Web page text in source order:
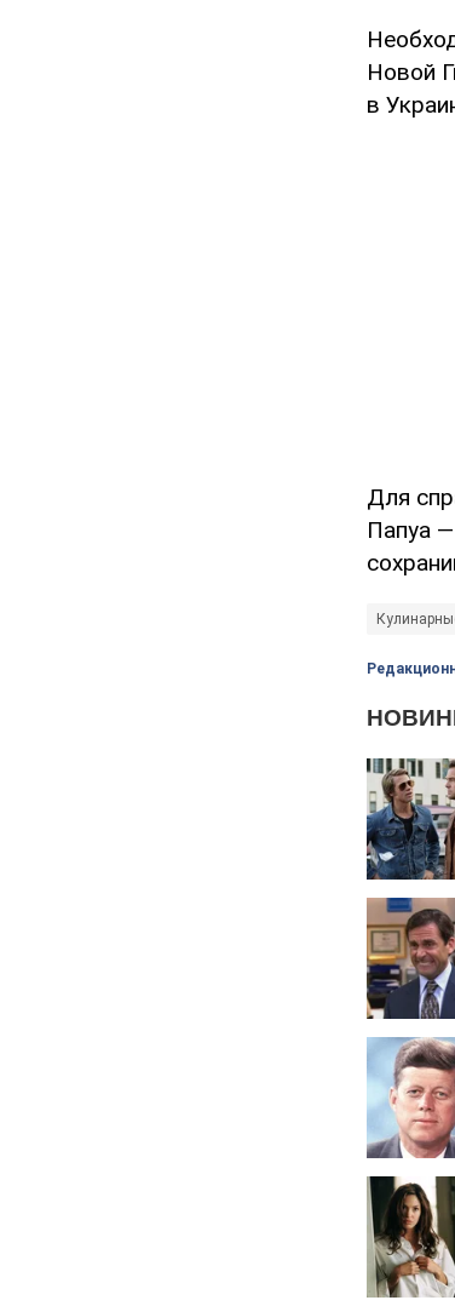
Новой
в
Для
Папуа